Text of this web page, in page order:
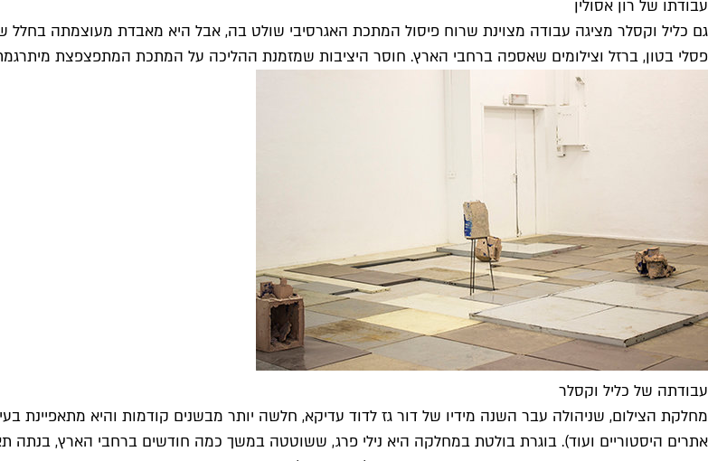
עבודתו של רון אסולין
גם כליל וקסלר מציגה עבודה מצוינת שרוח פיסול המתכת האגרסיבי שולט בה, אבל היא מאבדת מעוצמתה
פסלי בטון, ברזל וצילומים שאספה ברחבי הארץ. חוסר היציבות שמזמנת ההליכה על המתכת המתפצפצת
עבודתה של כליל וקסלר
מחלקת הצילום, שניהולה עבר השנה מידיו של דור גז לדוד עדיקא, חלשה יותר מבשנים קודמות והיא מתאפיינת בעיקר
אתרים היסטוריים ועוד). בוגרת בולטת במחלקה היא נילי פרג, ששוטטה במשך כמה חודשים ברחבי הארץ, בנתה